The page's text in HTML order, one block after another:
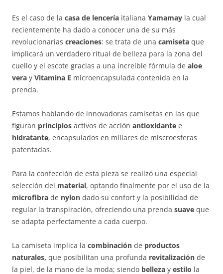
Es el caso de la casa de lencería italiana Yamamay la cual
recientemente ha dado a conocer una de su más
revolucionarias creaciones: se trata de una camiseta que
implicará un verdadero ritual de belleza para la zona del
cuello y el escote gracias a una increíble fórmula de aloe
vera y Vitamina E microencapsulada contenida en la
prenda.
Estamos hablando de innovadoras camisetas en las que
figuran principios activos de acción antioxidante e
hidratante, encapsulados en millares de miscroesferas
patentadas.
Para la confección de esta pieza se realizó una especial
selección del material, optando finalmente por el uso de la
microfibra de nylon dado su confort y la posibilidad de
regular la transpiración, ofreciendo una prenda suave que
se adapta perfectamente a cada cuerpo.
La camiseta implica la combinación de productos
naturales, que posibilitan una profunda revitalización de
la piel, de la mano de la moda; siendo belleza y estilo la